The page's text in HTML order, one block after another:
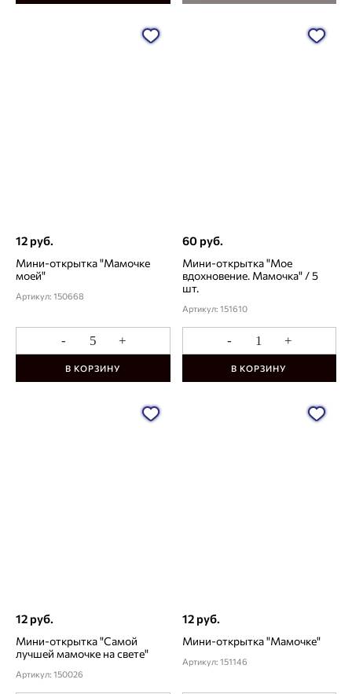
12 руб.
Мини-открытка "Мамочке
моей"
Артикул: 150668
- +
В КОРЗИНУ
60 руб.
Мини-открытка "Мое
вдохновение. Мамочка" / 5
шт.
Артикул: 151610
- +
В КОРЗИНУ
12 руб.
Мини-открытка "Самой
лучшей мамочке на свете"
Артикул: 150026
12 руб.
Мини-открытка "Мамочке"
Артикул: 151146